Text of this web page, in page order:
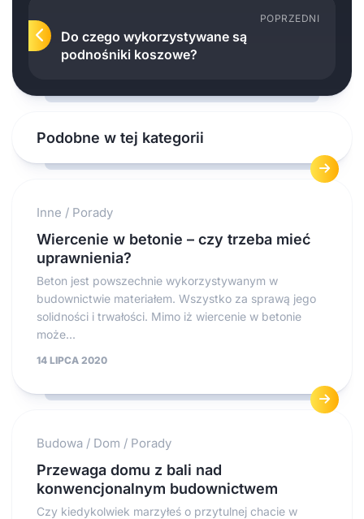
POPRZEDNI
Do czego wykorzystywane są
podnośniki koszowe?
Podobne w tej kategorii
Inne / Porady
Wiercenie w betonie – czy trzeba mieć
uprawnienia?
Beton jest powszechnie wykorzystywanym w
budownictwie materiałem. Wszystko za sprawą jego
solidności i trwałości. Mimo iż wiercenie w betonie
może...
14 LIPCA 2020
Budowa / Dom / Porady
Przewaga domu z bali nad
konwencjonalnym budownictwem
Czy kiedykolwiek marzyłeś o przytulnej chacie w